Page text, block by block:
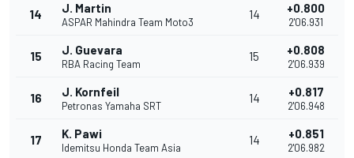
14 J. Martin
ASPAR Mahindra Team Moto3
14 +0.800
2'06.931
15 J. Guevara
RBA Racing Team
15 +0.808
2'06.939
16 J. Kornfeil
Petronas Yamaha SRT
14 +0.817
2'06.948
17 K. Pawi
Idemitsu Honda Team Asia
14 +0.851
2'06.982